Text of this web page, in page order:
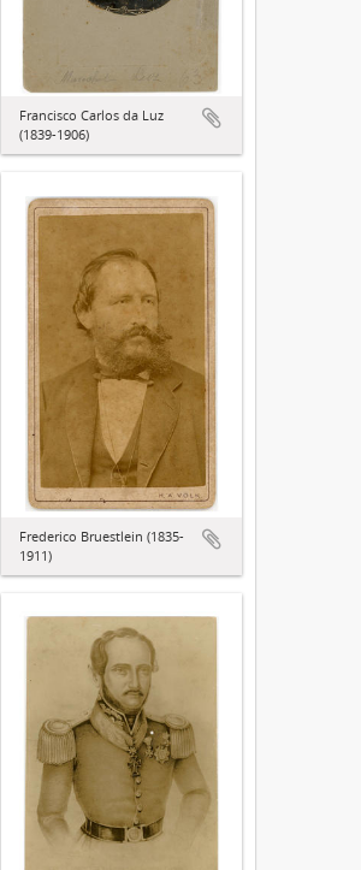
Francisco Carlos da Luz
(1839-1906)
Frederico Bruestlein (1835-
1911)